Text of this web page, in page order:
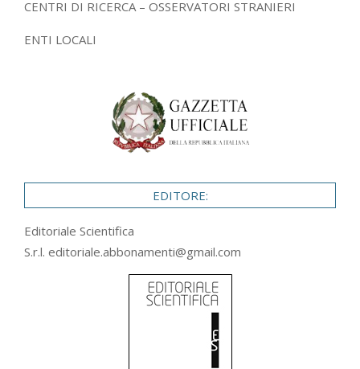
CENTRI DI RICERCA – OSSERVATORI STRANIERI
ENTI LOCALI
EDITORE:
Editoriale Scientifica
S.r.l. editoriale.abbonamenti@gmail.com